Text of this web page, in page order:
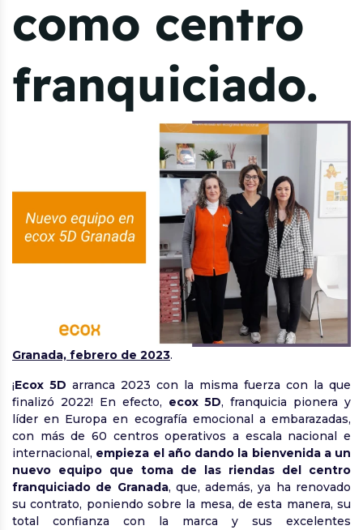
como centro
franquiciado.
Granada, febrero de 2023.
¡Ecox 5D arranca 2023 con la misma fuerza con la que
finalizó 2022! En efecto, ecox 5D, franquicia pionera y
líder en Europa en ecografía emocional a embarazadas,
con más de 60 centros operativos a escala nacional e
internacional, empieza el año dando la bienvenida a un
nuevo equipo que toma de las riendas del centro
franquiciado de Granada, que, además, ya ha renovado
su contrato, poniendo sobre la mesa, de esta manera, su
total confianza con la marca y sus excelentes